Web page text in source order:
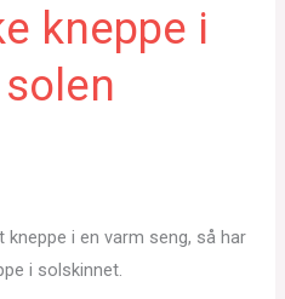
kneppe i
kneppe i en varm seng, så har
i solskinnet.